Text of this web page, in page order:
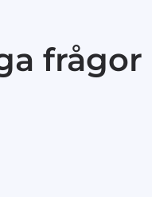
frågor